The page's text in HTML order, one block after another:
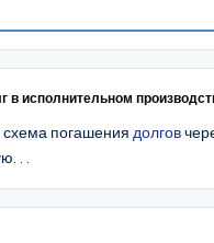
в исполнительном
погашения долгов
. .